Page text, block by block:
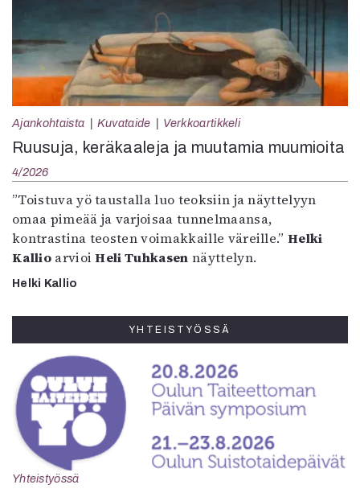
Ajankohtaista Kuvataide Verkkoartikkeli
Ruusuja, keräkaaleja ja muutamia muumioita
4/2026
”Toistuva yö taustalla luo teoksiin ja näyttelyyn
omaa pimeää ja varjoisaa tunnelmaansa,
kontrastina teosten voimakkaille väreille.”Helki
KallioarvioiHeli Tuhkasen näyttelyn.
Helki Kallio
YHTEISTYÖSSÄ
Yhteistyössä